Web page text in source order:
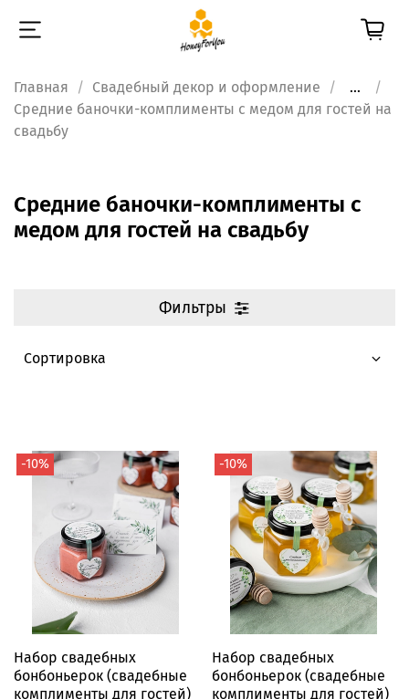
Главная Свадебный декор и оформление
...
Средние баночки-комплименты с медом для гостей на
свадьбу
Средние баночки-комплименты с
медом для гостей на свадьбу
Фильтры
-10%
Набор свадебных
бонбоньерок (свадебные
комплименты для гостей)
-10%
Набор свадебных
бонбоньерок (свадебные
комплименты для гостей)